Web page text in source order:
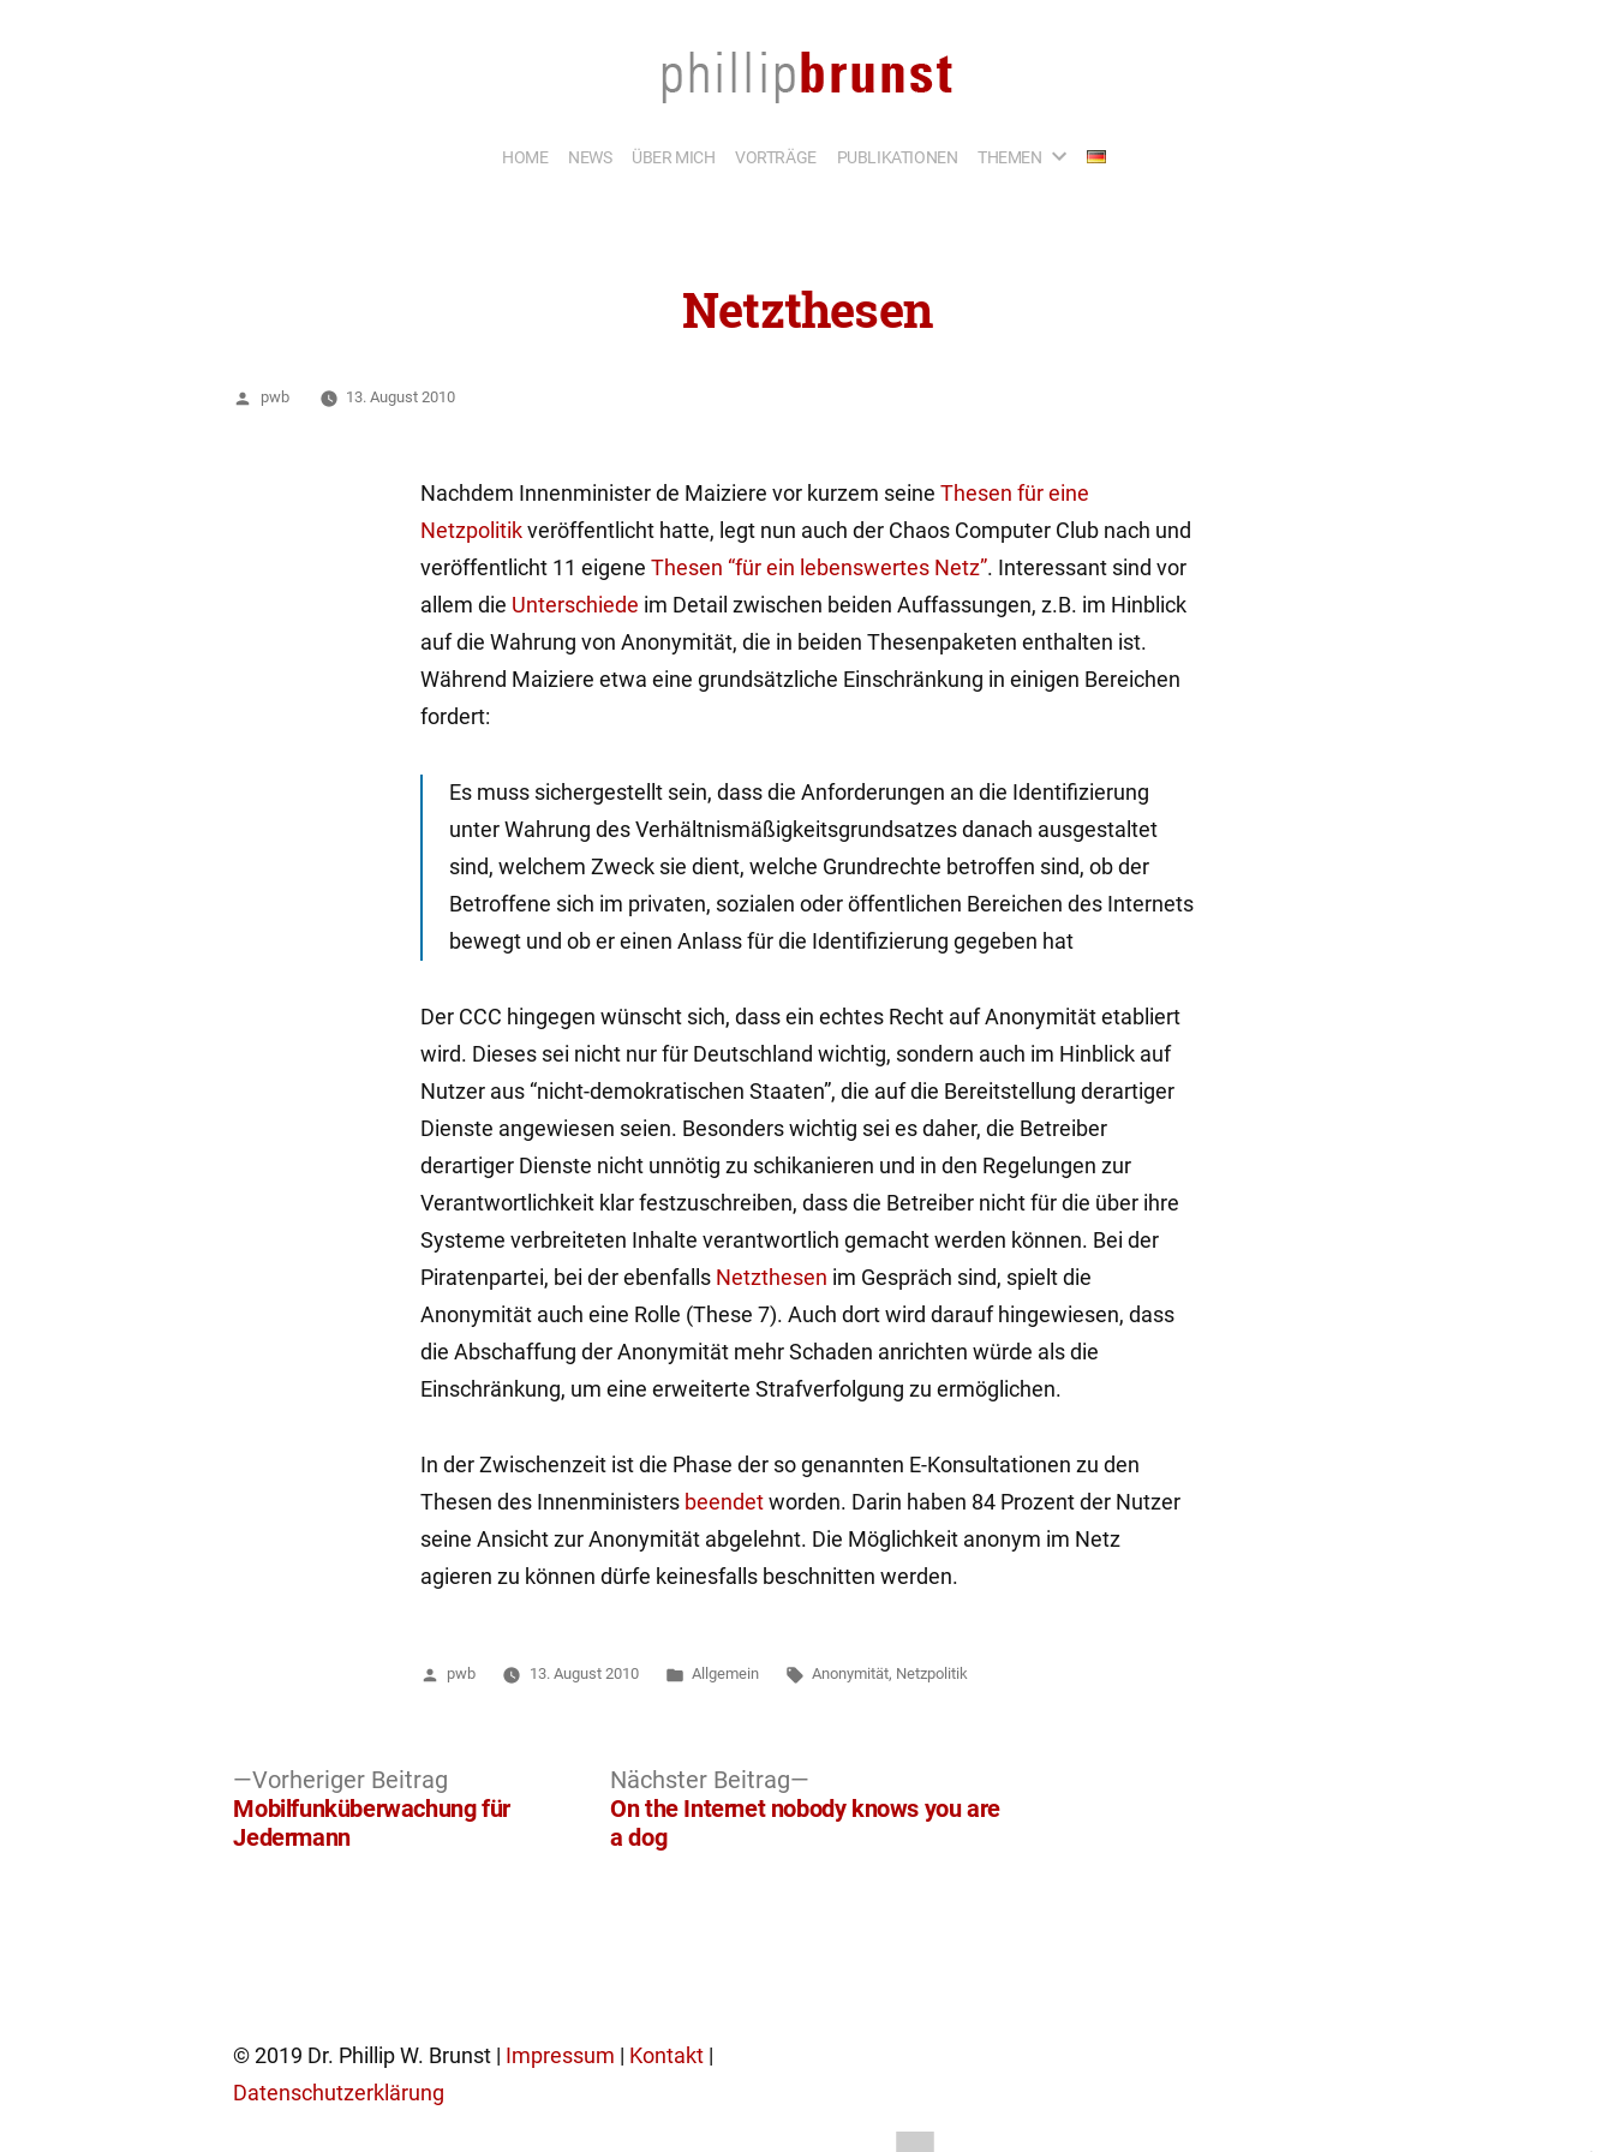
HOME NEWS ÜBER MICH VORTRÄGE PUBLIKATIONEN THEMEN
Netzthesen
Veröffentlicht
pwb 13. August 2010
Nachdem Innenminister de Maiziere vor kurzem seine Thesen für eine
Netzpolitikveröffentlicht hatte, legt nun auch der Chaos Computer Club nach und
veröffentlicht 11 eigene Thesen “für ein lebenswertes Netz”. Interessant sind vor
allem die Unterschiede im Detail zwischen beiden Auffassungen, z.B. im Hinblick
auf die Wahrung von Anonymität, die in beiden Thesenpaketen enthalten ist.
Während Maiziere etwa eine grundsätzliche Einschränkung in einigen Bereichen
fordert:
Es muss sichergestellt sein, dass die Anforderungen an die Identifizierung
unter Wahrung des Verhältnismäßigkeitsgrundsatzes danach ausgestaltet
sind, welchem Zweck sie dient, welche Grundrechte betroffen sind, ob der
Betroffene sich im privaten, sozialen oder öffentlichen Bereichen des Internets
bewegt und ob er einen Anlass für die Identifizierung gegeben hat
Der CCC hingegen wünscht sich, dass ein echtes Recht auf Anonymität etabliert
wird. Dieses sei nicht nur für Deutschland wichtig, sondern auch im Hinblick auf
Nutzer aus “nicht-demokratischen Staaten”, die auf die Bereitstellung derartiger
Dienste angewiesen seien. Besonders wichtig sei es daher, die Betreiber
derartiger Dienste nicht unnötig zu schikanieren und in den Regelungen zur
Verantwortlichkeit klar festzuschreiben, dass die Betreiber nicht für die über ihre
Systeme verbreiteten Inhalte verantwortlich gemacht werden können. Bei der
Piratenpartei, bei der ebenfalls Netzthesen im Gespräch sind, spielt die
Anonymität auch eine Rolle (These 7). Auch dort wird darauf hingewiesen, dass
die Abschaffung der Anonymität mehr Schaden anrichten würde als die
Einschränkung, um eine erweiterte Strafverfolgung zu ermöglichen.
In der Zwischenzeit ist die Phase der so genannten E-Konsultationen zu den
Thesen des Innenministers beendetworden. Darin haben 84 Prozent der Nutzer
seine Ansicht zur Anonymität abgelehnt. Die Möglichkeit anonym im Netz
agieren zu können dürfe keinesfalls beschnitten werden.
Veröffentlicht
pwb 13. August 2010
Veröffentlicht
Allgemein Schlagwörter:
Anonymität, Netzpolitik
Vorheriger Beitrag
Beitrag:
Mobilfunküberwachung für
Jedermann
Nächster Beitrag
Beitrag:
On the Internet nobody knows you are
a dog
© 2019 Dr. Phillip W. Brunst | Impressum Kontakt
Datenschutzerklärung